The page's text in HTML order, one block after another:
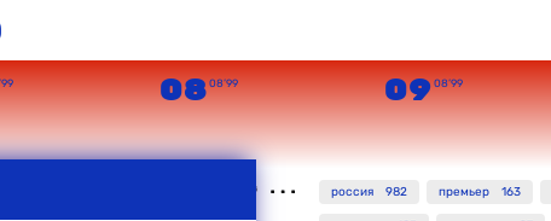
08 08’99 09 08’99
россия 982 премьер 163